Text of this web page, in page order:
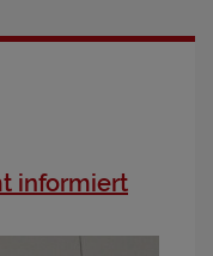
informiert